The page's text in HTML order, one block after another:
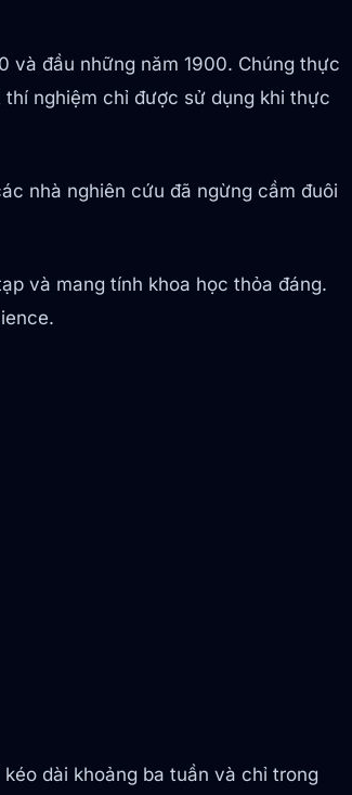
và đầu những năm 1900. Chúng thực
nghiệm chỉ được sử dụng khi thực
nhà nghiên cứu đã ngừng cầm đuôi
và mang tính khoa học thỏa đáng.
dài khoảng ba tuần và chỉ trong